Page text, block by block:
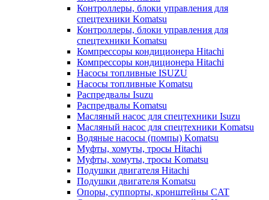
Контроллеры, блоки управления для
спецтехники Komatsu
Контроллеры, блоки управления для
спецтехники Komatsu
Компрессоры кондиционера Hitachi
Компрессоры кондиционера Hitachi
Насосы топливные ISUZU
Насосы топливные Komatsu
Распредвалы Isuzu
Распредвалы Komatsu
Масляный насос для спецтехники Isuzu
Масляный насос для спецтехники Komatsu
Водяные насосы (помпы) Komatsu
Муфты, хомуты, тросы Hitachi
Муфты, хомуты, тросы Komatsu
Подушки двигателя Hitachi
Подушки двигателя Komatsu
Опоры, суппорты, кронштейны CAT